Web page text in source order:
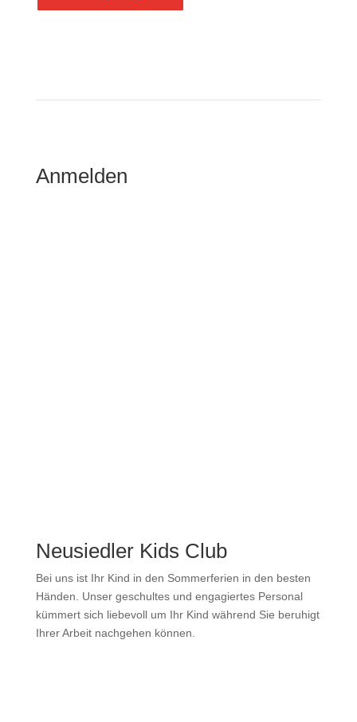
Anmelden
Neusiedler Kids Club
Bei uns ist Ihr Kind in den Sommerferien in den besten
Händen. Unser geschultes und engagiertes Personal
kümmert sich liebevoll um Ihr Kind während Sie beruhigt
Ihrer Arbeit nachgehen können.